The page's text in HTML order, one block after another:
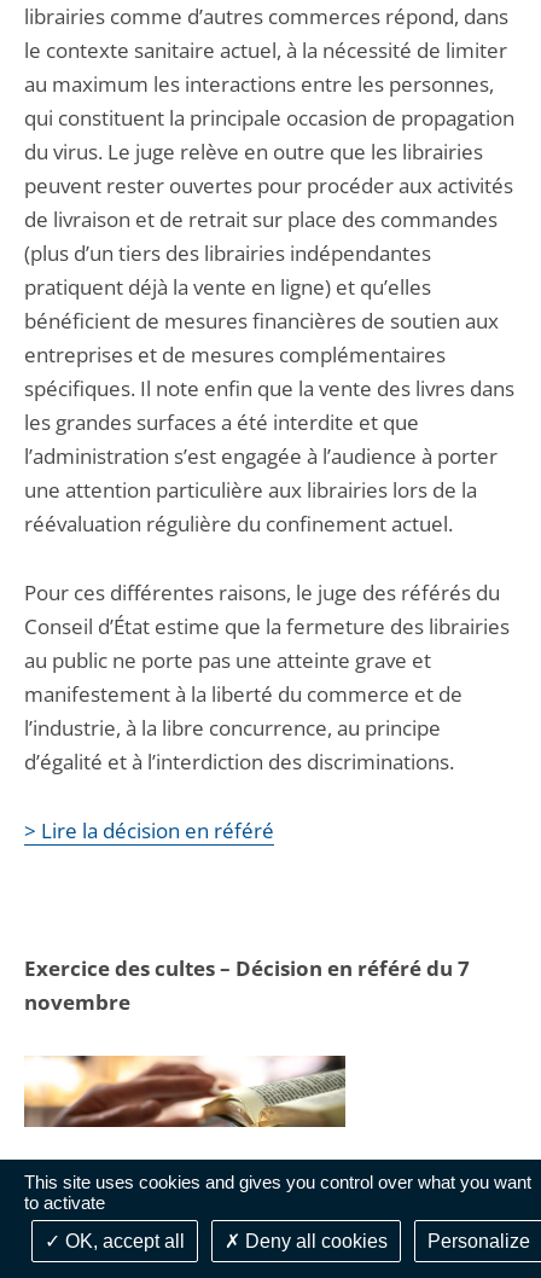
This site uses cookies and gives you control over what you want
to activate
OK, accept all
Deny all cookies Personalize
librairies comme d’autres commerces répond, dans
le contexte sanitaire actuel, à la nécessité de limiter
au maximum les interactions entre les personnes,
qui constituent la principale occasion de propagation
du virus. Le juge relève en outre que les librairies
peuvent rester ouvertes pour procéder aux activités
de livraison et de retrait sur place des commandes
(plus d’un tiers des librairies indépendantes
pratiquent déjà la vente en ligne) et qu’elles
bénéficient de mesures financières de soutien aux
entreprises et de mesures complémentaires
spécifiques. Il note enfin que la vente des livres dans
les grandes surfaces a été interdite et que
l’administration s’est engagée à l’audience à porter
une attention particulière aux librairies lors de la
réévaluation régulière du confinement actuel.
Pour ces différentes raisons, le juge des référés du
Conseil d’État estime que la fermeture des librairies
au public ne porte pas une atteinte grave et
manifestement à la liberté du commerce et de
l’industrie, à la libre concurrence, au principe
d’égalité et à l’interdiction des discriminations.
> Lire la décision en référé
Exercice des cultes – Décision en référé du 7
novembre
Le recours : Des associations, fidèles et membres du
clergé catholiques ont saisi le Conseil d’État pour
demander la suspension des restrictions concernant